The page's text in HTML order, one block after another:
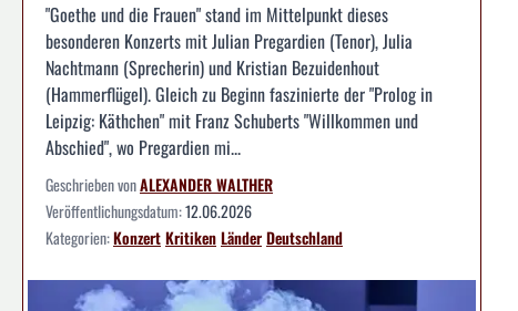
"Goethe und die Frauen" stand im Mittelpunkt dieses
besonderen Konzerts mit Julian Pregardien (Tenor), Julia
Nachtmann (Sprecherin) und Kristian Bezuidenhout
(Hammerflügel). Gleich zu Beginn faszinierte der "Prolog in
Leipzig: Käthchen" mit Franz Schuberts "Willkommen und
Abschied", wo Pregardien mi...
Geschrieben vonALEXANDER WALTHER
Veröffentlichungsdatum:12.06.2026
Kategorien:KonzertKritikenLänderDeutschland